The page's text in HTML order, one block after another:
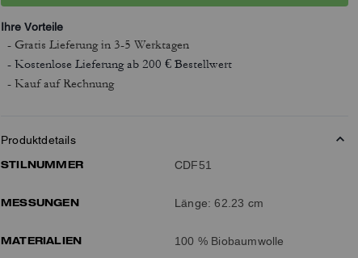
Ihre Vorteile
- Gratis Lieferungin 3-5 Werktagen
- Kostenlose Lieferung ab 200 € Bestellwert
- Kauf auf Rechnung
Produktdetails
STILNUMMER
CDF51
MESSUNGEN Länge: 62.23 cm
MATERIALIEN 100 % Biobaumwolle